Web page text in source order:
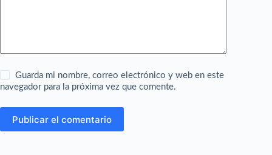
Guarda mi nombre, correo electrónico y web en este
navegador para la próxima vez que comente.
Publicar el comentario